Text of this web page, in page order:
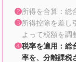
所得を合算：総
所得控除を差し
よって税額を調
税率を適用：総
率を、分離課税